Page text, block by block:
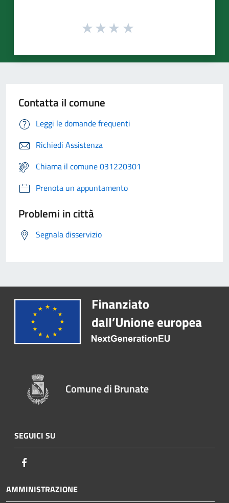
Contatta il comune
Leggi le domande frequenti
Richiedi Assistenza
Chiama il comune 031220301
Prenota un appuntamento
Problemi in città
Segnala disservizio
Comune di Brunate
SEGUICI SU
AMMINISTRAZIONE